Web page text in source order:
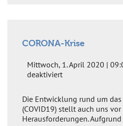
CORONA-Krise
Mittwoch, 1. April 2020 |
deaktiviertfür
Die Entwicklung rund um das
(COVID19) stellt auch uns
Herausforderungen.